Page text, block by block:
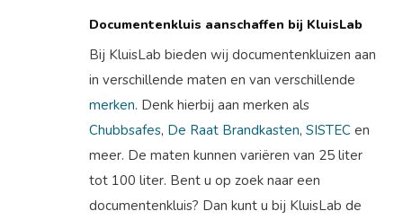
Documentenkluis aanschaffen bij KluisLab
Bij KluisLab bieden wij documentenkluizen aan
in verschillende maten en van verschillende
merken. Denk hierbij aan merken als
Chubbsafes, De Raat Brandkasten,SISTEC en
meer. De maten kunnen variëren van 25 liter
tot 100 liter. Bent u op zoek naar een
documentenkluis? Dan kunt u bij KluisLab de